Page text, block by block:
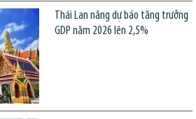
Thái Lan nâng dự báo tăng trưởng
GDP năm 2026 lên 2,5%